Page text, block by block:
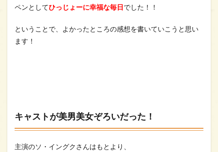
ペンとしてひっじょーに幸福な毎日でした！！
ということで、よかったところの感想を書いていこうと思い
ます！
キャストが美男美女ぞろいだった！
主演のソ・イングクさんはもとより、